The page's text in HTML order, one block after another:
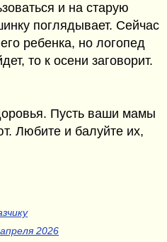
и на старую
поглядывает. Сейчас
ребенка, но логопед
то к осени заговорит.
Пусть ваши мамы
Любите и балуйте их,
2026